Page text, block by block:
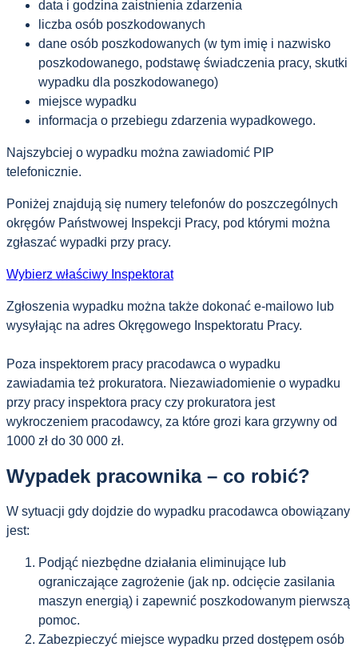
data i godzina zaistnienia zdarzenia
liczba osób poszkodowanych
dane osób poszkodowanych (w tym imię i nazwisko
poszkodowanego, podstawę świadczenia pracy, skutki
wypadku dla poszkodowanego)
miejsce wypadku
informacja o przebiegu zdarzenia wypadkowego.
Najszybciej o wypadku można zawiadomić PIP
telefonicznie.
Poniżej znajdują się numery telefonów do poszczególnych
okręgów Państwowej Inspekcji Pracy, pod którymi można
zgłaszać wypadki przy pracy.
Wybierz właściwy Inspektorat
Zgłoszenia wypadku można także dokonać e-mailowo lub
wysyłając na adres Okręgowego Inspektoratu Pracy.
Poza inspektorem pracy pracodawca o wypadku
zawiadamia też prokuratora. Niezawiadomienie o wypadku
przy pracy inspektora pracy czy prokuratora jest
wykroczeniem pracodawcy, za które grozi kara grzywny od
1000 zł do 30 000 zł.
Wypadek pracownika – co robić?
W sytuacji gdy dojdzie do wypadku pracodawca obowiązany
jest:
Podjąć niezbędne działania eliminujące lub
ograniczające zagrożenie (jak np. odcięcie zasilania
maszyn energią) i zapewnić poszkodowanym pierwszą
pomoc.
Zabezpieczyć miejsce wypadku przed dostępem osób